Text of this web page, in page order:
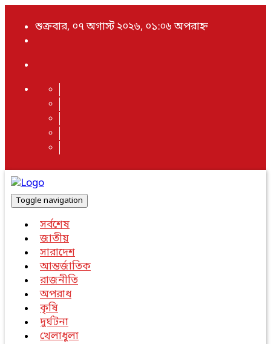
শুক্রবার, ০৭ অগাস্ট ২০২৬, ০১:০৬ অপরাহ্ন
Toggle navigation
সর্বশেষ
জাতীয়
সারাদেশ
আন্তর্জাতিক
রাজনীতি
অপরাধ
কৃষি
দুর্ঘটনা
খেলাধুলা